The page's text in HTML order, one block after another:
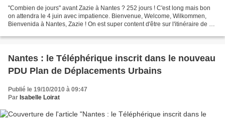
"Combien de jours" avant Zazie à Nantes ? 252 jours ! C'est long mais bon
on attendra le 4 juin avec impatience. Bienvenue, Welcome, Wilkommen,
Bienvenida à Nantes, Zazie ! On est super content d'être sur l'itinéraire de ce
Nantes : le Téléphérique inscrit dans le nouveau
PDU Plan de Déplacements Urbains
Publié le 19/10/2010 à 09:47
Par Isabelle Loirat